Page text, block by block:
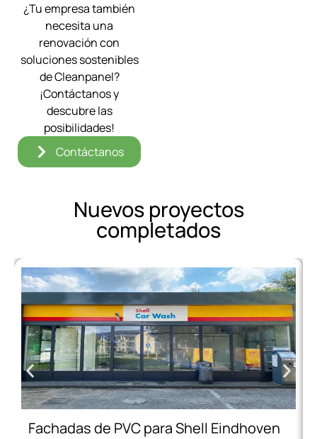
¿Tu empresa también
necesita una
renovación con
soluciones sostenibles
de Cleanpanel?
¡Contáctanos y
descubre las
posibilidades!
Contáctanos
Nuevos proyectos
completados
Fachadas de PVC para Shell Eindhoven